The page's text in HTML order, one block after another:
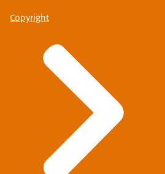
Copyright